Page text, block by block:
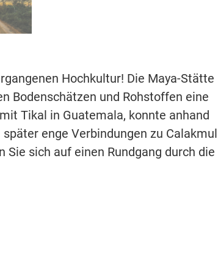
Hochkultur! Die Maya-Stätte
Bodenschätzen und Rohstoffen eine
Tikal in Guatemala, konnte anhand
enge Verbindungen zu Calakmul
sich auf einen Rundgang durch die